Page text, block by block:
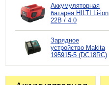
Аккумуляторная
батарея HILTI Li-ion
22В / 4.0
Зарядное
устройство Makita
195915-5 (DC18RC)